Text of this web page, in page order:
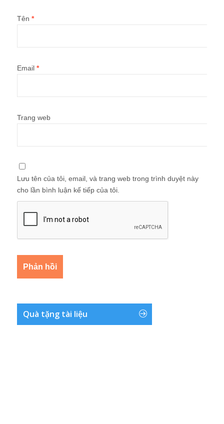
Tên *
Email *
Trang web
Lưu tên của tôi, email, và trang web trong trình duyệt này
cho lần bình luận kế tiếp của tôi.
Quà tặng tài liệu